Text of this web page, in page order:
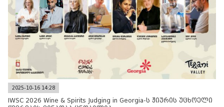
2025-10-16 14:28
IWSC 2026 Wine & Spirits Judging in Georgia-ს ჟიურის უცხოელი